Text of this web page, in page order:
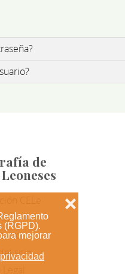
(RGPD).
mejorar
❌
de
sitio